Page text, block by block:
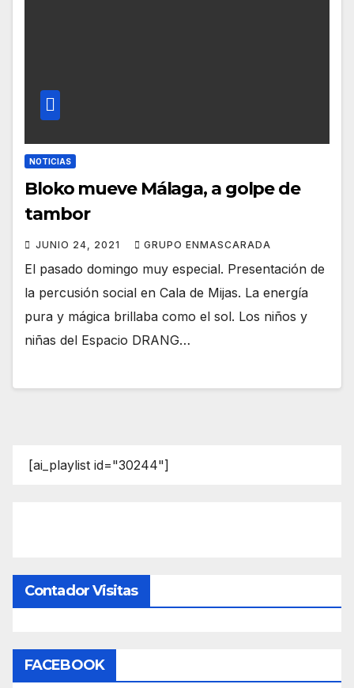
NOTICIAS
Bloko mueve Málaga, a golpe de
tambor
JUNIO 24, 2021 GRUPO ENMASCARADA
El pasado domingo muy especial. Presentación de
la percusión social en Cala de Mijas. La energía
pura y mágica brillaba como el sol. Los niños y
niñas del Espacio DRANG…
[ai_playlist id="30244"]
Contador Visitas
FACEBOOK